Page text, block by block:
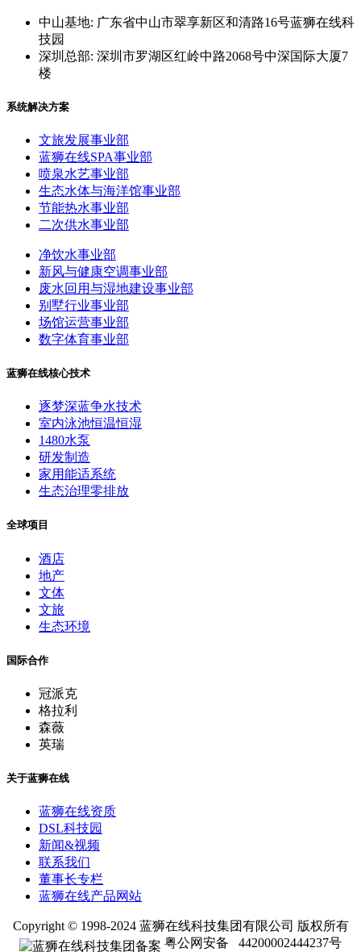
中山基地: 广东省中山市翠享新区和清路16号蓝狮在线科
技园
深圳总部: 深圳市罗湖区红岭中路2068号中深国际大厦7
楼
系统解决方案
文旅发展事业部
蓝狮在线SPA事业部
喷泉水艺事业部
生态水体与海洋馆事业部
节能热水事业部
二次供水事业部
净饮水事业部
新风与健康空调事业部
废水回用与湿地建设事业部
别墅行业事业部
场馆运营事业部
数字体育事业部
蓝狮在线核心技术
逐梦深蓝争水技术
室内泳池恒温恒湿
1480水泵
研发制造
家用能适系统
生态治理零排放
全球项目
酒店
地产
文体
文旅
生态环境
国际合作
冠派克
格拉利
森薇
英瑞
关于蓝狮在线
蓝狮在线资质
DSL科技园
新闻&视频
联系我们
董事长专栏
蓝狮在线产品网站
Copyright © 1998-2024 蓝狮在线科技集团有限公司 版权所有
粤公网安备 44200002444237号